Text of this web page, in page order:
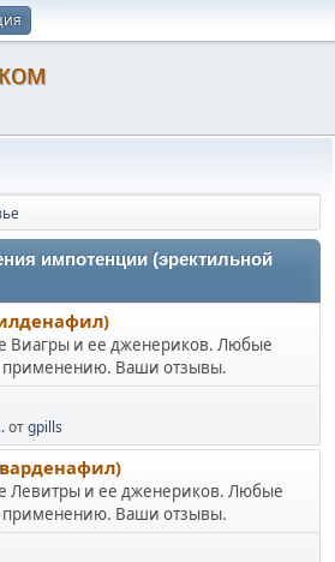
импотенции (эректильной
Виагры и ее дженериков. Любые
применению. Ваши отзывы.
отgpills
Левитры и ее дженериков. Любые
применению. Ваши отзывы.